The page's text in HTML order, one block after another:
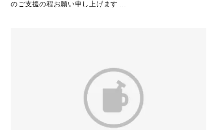
のご支援の程お願い申し上げます ...